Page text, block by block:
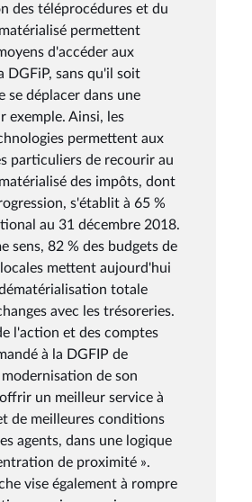
des téléprocédures et du
permettent
d'accéder aux
DGFiP, sans qu'il soit
se déplacer dans une
exemple. Ainsi, les
permettent aux
particuliers de recourir au
des impôts, dont
s'établit à 65 %
au 31 décembre 2018.
sens, 82 % des budgets de
mettent aujourd'hui
totale
avec les trésoreries.
l'action et des comptes
à la DGFIP de
de son
un meilleur service à
de meilleures conditions
agents, dans une logique
de proximité ».
vise également à rompre